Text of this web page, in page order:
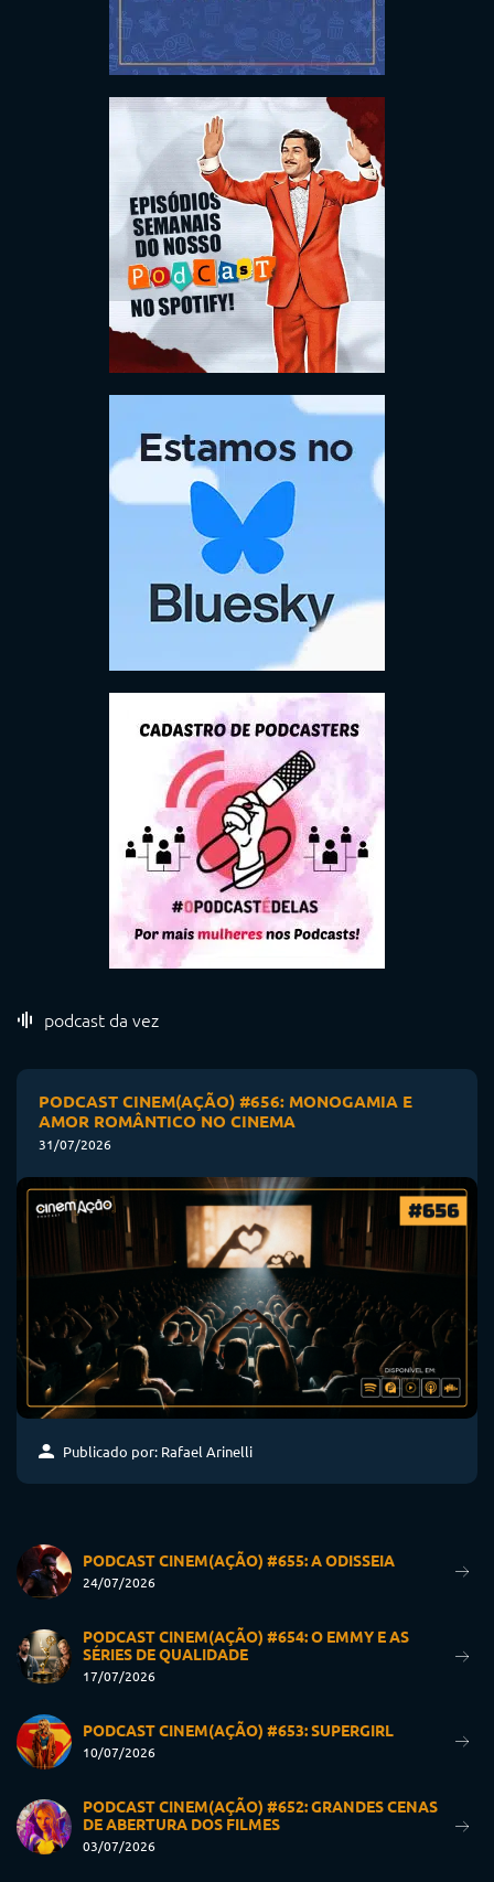
podcast da vez
PODCAST CINEM(AÇÃO) #656: MONOGAMIA E
AMOR ROMÂNTICO NO CINEMA
31/07/2026
Publicado por: Rafael Arinelli
PODCAST CINEM(AÇÃO) #655: A ODISSEIA
24/07/2026
PODCAST CINEM(AÇÃO) #654: O EMMY E AS
SÉRIES DE QUALIDADE
17/07/2026
PODCAST CINEM(AÇÃO) #653: SUPERGIRL
10/07/2026
PODCAST CINEM(AÇÃO) #652: GRANDES CENAS
DE ABERTURA DOS FILMES
03/07/2026